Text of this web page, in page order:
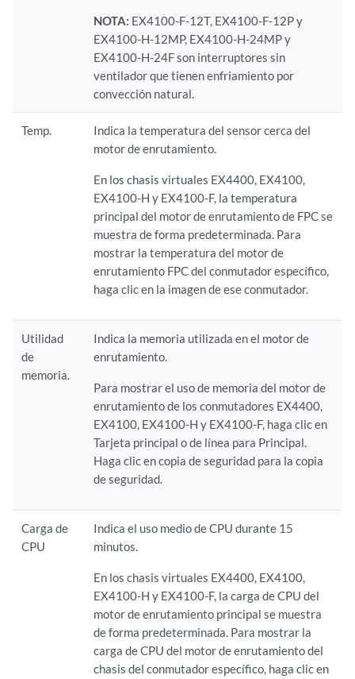
NOTA: EX4100-F-12T, EX4100-F-12P y
EX4100-H-12MP, EX4100-H-24MP y
EX4100-H-24F son interruptores sin
ventilador que tienen enfriamiento por
convección natural.
Temp.
Indica la temperatura del sensor cerca del
motor de enrutamiento.
En los chasis virtuales EX4400, EX4100,
EX4100-H y EX4100-F, la temperatura
principal del motor de enrutamiento de FPC se
muestra de forma predeterminada. Para
mostrar la temperatura del motor de
enrutamiento FPC del conmutador específico,
haga clic en la imagen de ese conmutador.
Utilidad
de
memoria.
Indica la memoria utilizada en el motor de
enrutamiento.
Para mostrar el uso de memoria del motor de
enrutamiento de los conmutadores EX4400,
EX4100, EX4100-H y EX4100-F, haga clic en
Tarjeta principal o de línea para Principal.
Haga clic en copia de seguridad para la copia
de seguridad.
Carga de
CPU
Indica el uso medio de CPU durante 15
minutos.
En los chasis virtuales EX4400, EX4100,
EX4100-H y EX4100-F, la carga de CPU del
motor de enrutamiento principal se muestra
de forma predeterminada. Para mostrar la
carga de CPU del motor de enrutamiento del
chasis del conmutador específico, haga clic en